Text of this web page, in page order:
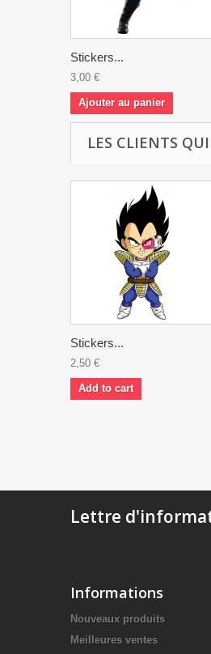
Stickers...
3,00 €
Ajouter au panier
LES CLIENTS
Stickers...
2,50 €
Add to cart
Lettre
Informations
Nouveaux produits
Meilleures ventes